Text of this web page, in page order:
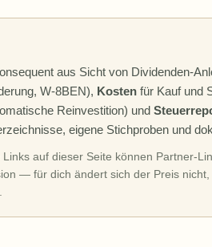
aus Sicht von Dividenden-
W-8BEN), Kosten für Kauf und
Reinvestition) und
eigene Stichproben und
Links auf dieser Seite können Partner-
— für dich ändert sich der Preis